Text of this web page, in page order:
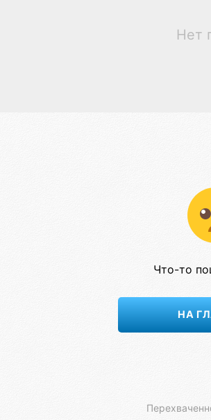
Нет
Что-то
НА